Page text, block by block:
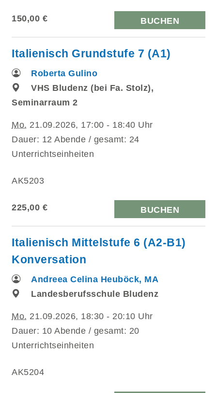
150,00 € BUCHEN
Italienisch Grundstufe 7 (A1)
Roberta Gulino
VHS Bludenz (bei Fa. Stolz),
Seminarraum 2
Mo. 21.09.2026, 17:00 - 18:40 Uhr
Dauer: 12 Abende / gesamt: 24
Unterrichtseinheiten
AK5203
225,00 € BUCHEN
Italienisch Mittelstufe 6 (A2-B1)
Konversation
Andreea Celina Heuböck, MA
Landesberufsschule Bludenz
Mo. 21.09.2026, 18:30 - 20:10 Uhr
Dauer: 10 Abende / gesamt: 20
Unterrichtseinheiten
AK5204